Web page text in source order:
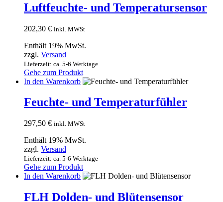
Luftfeuchte- und Temperatursensor
202,30 € inkl. MWSt
Enthält 19% MwSt.
zzgl. Versand
Lieferzeit: ca. 5-6 Werktage
Gehe zum Produkt
In den Warenkorb
Feuchte- und Temperaturfühler
297,50 € inkl. MWSt
Enthält 19% MwSt.
zzgl. Versand
Lieferzeit: ca. 5-6 Werktage
Gehe zum Produkt
In den Warenkorb
FLH Dolden- und Blütensensor